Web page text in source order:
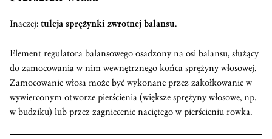
Inaczej: tuleja sprężynki zwrotnej balansu.
Element regulatora balansowego osadzony na osi balansu, służący
do zamocowania w nim wewnętrznego końca sprężyny włosowej.
Zamocowanie włosa może być wykonane przez zakołkowanie w
wywierconym otworze pierścienia (większe sprężyny włosowe, np.
w budziku) lub przez zagniecenie naciętego w pierścieniu rowka.